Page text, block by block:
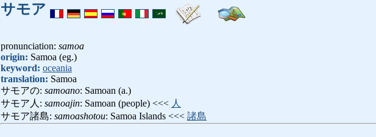
サモア
pronunciation: samoa
origin: Samoa (eg.)
keyword: oceania
translation: Samoa
サモアの: samoano: Samoan (a.)
サモア人: samoajin: Samoan (people) <<< 人
サモア諸島: samoashotou: Samoa Islands <<< 諸島